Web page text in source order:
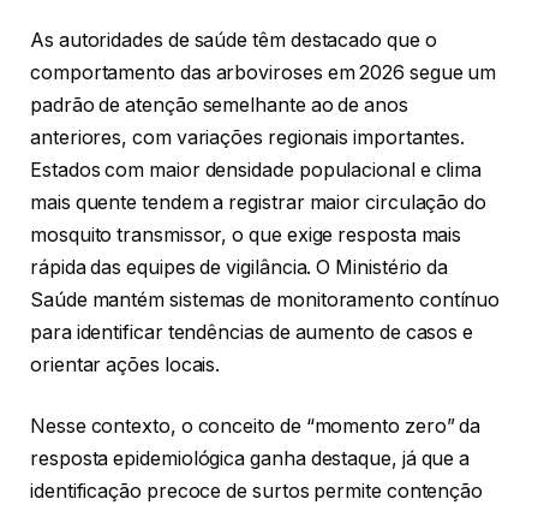
As autoridades de saúde têm destacado que o
comportamento das arboviroses em 2026 segue um
padrão de atenção semelhante ao de anos
anteriores, com variações regionais importantes.
Estados com maior densidade populacional e clima
mais quente tendem a registrar maior circulação do
mosquito transmissor, o que exige resposta mais
rápida das equipes de vigilância. O Ministério da
Saúde mantém sistemas de monitoramento contínuo
para identificar tendências de aumento de casos e
orientar ações locais.
Nesse contexto, o conceito de “momento zero” da
resposta epidemiológica ganha destaque, já que a
identificação precoce de surtos permite contenção